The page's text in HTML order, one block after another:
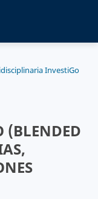
InvestiGo
(BLENDED